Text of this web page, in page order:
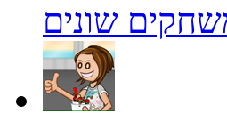
שונים